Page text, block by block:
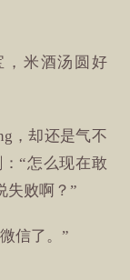
，米酒汤圆好
，却还是气不
“怎么现在敢
失败啊？”
信了。”